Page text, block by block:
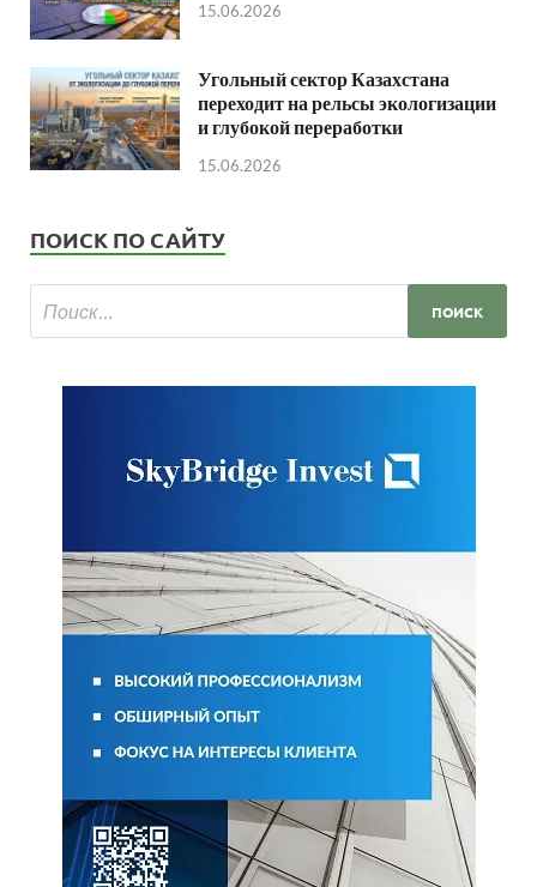
15.06.2026
Угольный сектор Казахстана
переходит на рельсы экологизации
и глубокой переработки
15.06.2026
ПОИСК ПО САЙТУ